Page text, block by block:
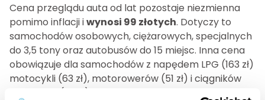
Cena przeglądu auta od lat pozostaje niezmienna
pomimo inflacji iwynosi 99 złotych. Dotyczy to
samochodów osobowych, ciężarowych, specjalnych
do 3,5 tony oraz autobusów do 15 miejsc. Inna cena
obowiązuje dla samochodów z napędem LPG (163 zł)
motocykli (63 zł), motorowerów (51 zł) i ciągników
rolniczych (63 zł).